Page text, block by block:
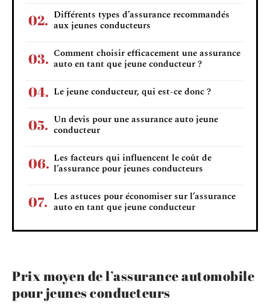
Différents types d’assurance recommandés
aux jeunes conducteurs
Comment choisir efficacement une assurance
auto en tant que jeune conducteur ?
Le jeune conducteur, qui est-ce donc ?
Un devis pour une assurance auto jeune
conducteur
Les facteurs qui influencent le coût de
l’assurance pour jeunes conducteurs
Les astuces pour économiser sur l’assurance
auto en tant que jeune conducteur
Prix moyen de l’assurance automobile
pour jeunes conducteurs